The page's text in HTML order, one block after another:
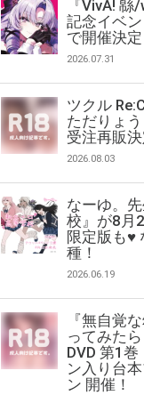
『VivA!
記念イベ
で開催決定
2026.07.31
ツクル
ただりょ
受注再販決
2026.08.03
なーゆ。
校』が8月
限定版も♥
種！
2026.06.19
『無自覚
ってみたら
DVD 第1
ン入り台
ン 開催！